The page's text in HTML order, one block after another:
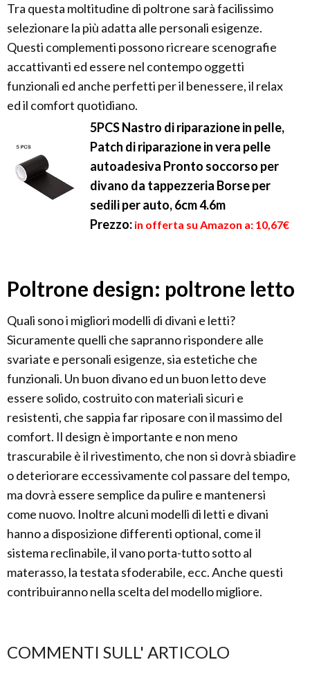
Tra questa moltitudine di poltrone sarà facilissimo
selezionare la più adatta alle personali esigenze.
Questi complementi possono ricreare scenografie
accattivanti ed essere nel contempo oggetti
funzionali ed anche perfetti per il benessere, il relax
ed il comfort quotidiano.
5PCS Nastro di riparazione in pelle,
Patch di riparazione in vera pelle
autoadesiva Pronto soccorso per
divano da tappezzeria Borse per
sedili per auto, 6cm 4.6m
Prezzo: in offerta su Amazon a: 10,67€
Poltrone design: poltrone letto
Quali sono i migliori modelli di divani e letti?
Sicuramente quelli che sapranno rispondere alle
svariate e personali esigenze, sia estetiche che
funzionali. Un buon divano ed un buon letto deve
essere solido, costruito con materiali sicuri e
resistenti, che sappia far riposare con il massimo del
comfort. Il design è importante e non meno
trascurabile è il rivestimento, che non si dovrà sbiadire
o deteriorare eccessivamente col passare del tempo,
ma dovrà essere semplice da pulire e mantenersi
come nuovo. Inoltre alcuni modelli di letti e divani
hanno a disposizione differenti optional, come il
sistema reclinabile, il vano porta-tutto sotto al
materasso, la testata sfoderabile, ecc. Anche questi
contribuiranno nella scelta del modello migliore.
COMMENTI SULL' ARTICOLO